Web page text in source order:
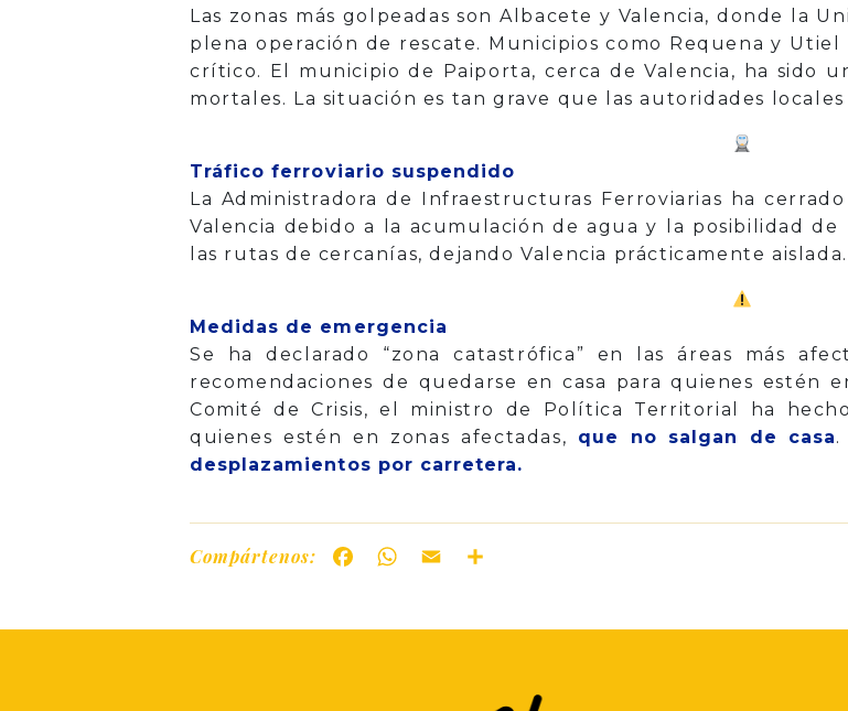
Las zonas más golpeadas son Albacete y Valencia, donde la
plena operación de rescate. Municipios como Requena y
crítico. El municipio de Paiporta, cerca de Valencia, ha sido
mortales. La situación es tan grave que las autoridades
Tráfico ferroviario suspendido
La Administradora de Infraestructuras Ferroviarias ha
Valencia debido a la acumulación de agua y la posibilidad de
las rutas de cercanías, dejando Valencia prácticamente aislada.
Medidas de emergencia
Se ha declarado “zona catastrófica” en las áreas más
recomendaciones de quedarse en casa para quienes estén
Comité de Crisis, el ministro de Política Territorial ha
quienes estén en zonas afectadas, que no salgan de casa.
desplazamientos por carretera.
Compártenos: FacebookWhatsApp
Email